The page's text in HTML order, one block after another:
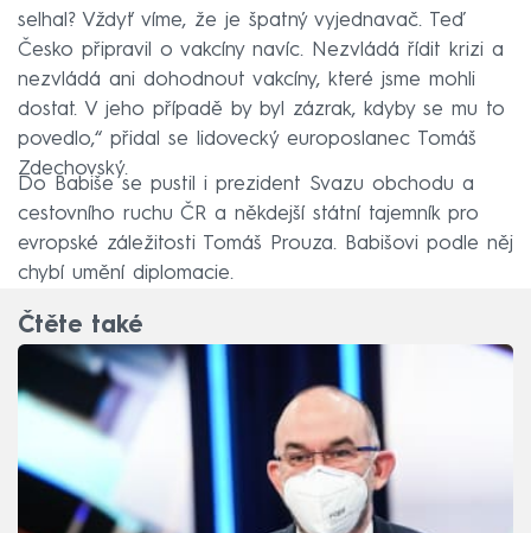
selhal? Vždyť víme, že je špatný vyjednavač. Teď
Česko připravil o vakcíny navíc. Nezvládá řídit krizi a
nezvládá ani dohodnout vakcíny, které jsme mohli
dostat. V jeho případě by byl zázrak, kdyby se mu to
povedlo,“ přidal se lidovecký europoslanec Tomáš
Zdechovský.
Do Babiše se pustil i prezident Svazu obchodu a
cestovního ruchu ČR a někdejší státní tajemník pro
evropské záležitosti Tomáš Prouza. Babišovi podle něj
chybí umění diplomacie.
Čtěte také